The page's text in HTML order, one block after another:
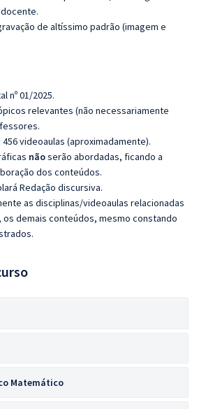
de altíssimo padrão (imagem e
nº 01/2025.
relevantes (não necessariamente
videoaulas (aproximadamente).
nãoserão abordadas, ficando a
dos conteúdos.
Redação discursiva.
as disciplinas/videoaulas relacionadas
demais conteúdos, mesmo constando
Matemático